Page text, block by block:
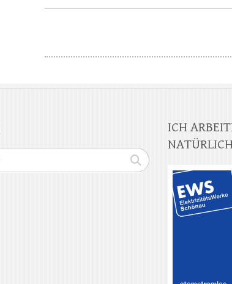
ICH